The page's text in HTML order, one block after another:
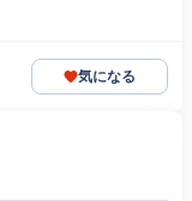
気になる